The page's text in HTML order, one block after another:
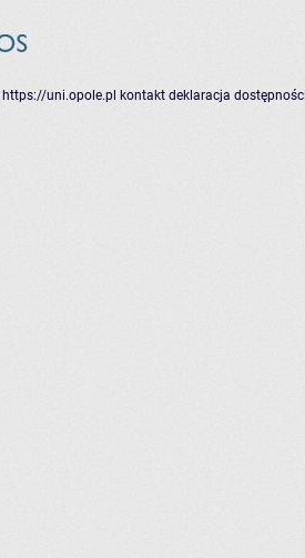
https://uni.opole.pl kontakt deklaracja